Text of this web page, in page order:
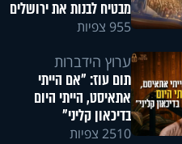
מבטיח לבנות את ירושלים
955 צפיות
ערוץ הידברות
תום עוז: "אם הייתי
אתאיסט, הייתי היום
בדיכאון קליני"
2510 צפיות